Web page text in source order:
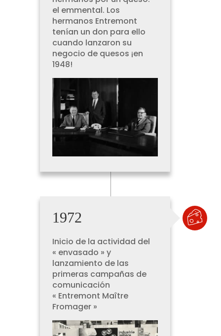
el emmental. Los
hermanos Entremont
tenían un don para ello
cuando lanzaron su
negocio de quesos ¡en
1948!
1972
Inicio de la actividad del
« envasado » y
lanzamiento de las
primeras campañas de
comunicación
« Entremont Maître
Fromager »